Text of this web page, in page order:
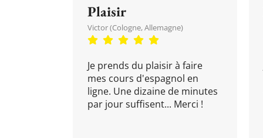
Plaisir
Victor (Cologne, Allemagne)
Je prends du plaisir à faire
mes cours d'espagnol en
ligne. Une dizaine de minutes
par jour suffisent... Merci !